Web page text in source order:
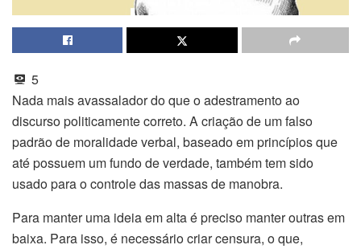
5
Nada mais avassalador do que o adestramento ao
discurso politicamente correto. A criação de um falso
padrão de moralidade verbal, baseado em princípios que
até possuem um fundo de verdade, também tem sido
usado para o controle das massas de manobra.
Para manter uma ideia em alta é preciso manter outras em
baixa. Para isso, é necessário criar censura, o que,